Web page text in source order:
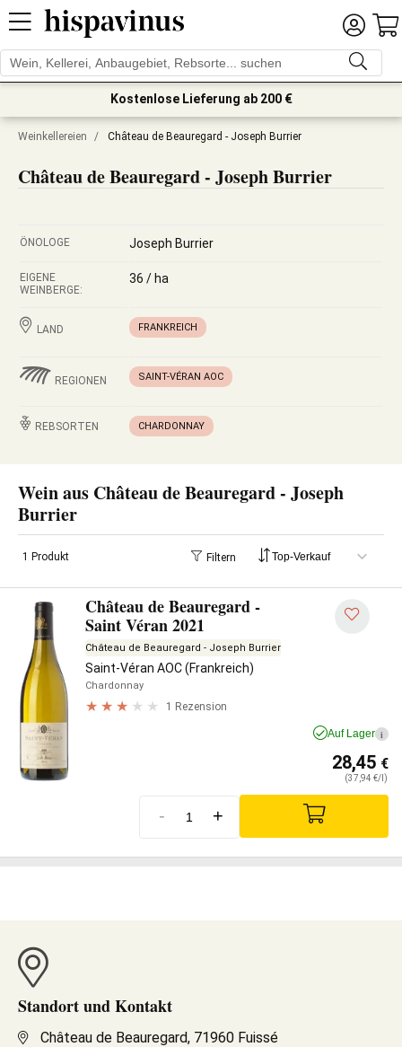
Kostenlose Lieferung ab 200 €
Weinkellereien / Château de Beauregard - Joseph Burrier
Château de Beauregard - Joseph Burrier
ÖNOLOGE Joseph Burrier
EIGENE
WEINBERGE:
36 / ha
LAND FRANKREICH
REGIONEN SAINT-VÉRAN AOC
REBSORTEN CHARDONNAY
Wein aus Château de Beauregard - Joseph
Burrier
1 Produkt Filtern
Château de Beauregard -
Saint Véran 2021
Château de Beauregard - Joseph Burrier
Saint-Véran AOC (Frankreich)
Chardonnay
1 Rezension
Auf Lager i
28,45 €
(37,94 €/l)
- +
Standort und Kontakt
Château de Beauregard, 71960 Fuissé